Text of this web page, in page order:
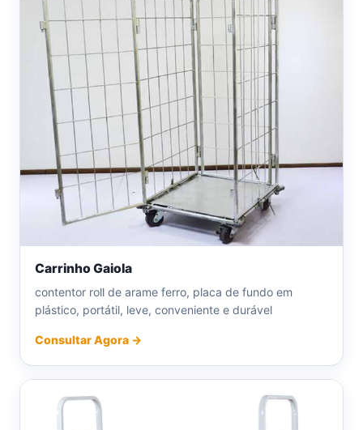
Carrinho Gaiola
contentor roll de arame ferro, placa de fundo em
plástico, portátil, leve, conveniente e durável
Consultar Agora →